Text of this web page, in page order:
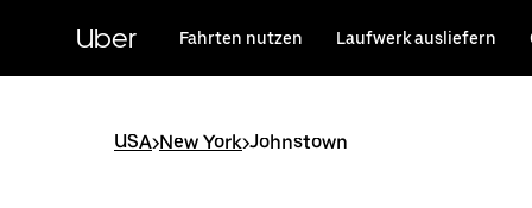
HauptinhaltUber Fahrten nutzen Laufwerk ausliefern
USA>New York>Johnstown